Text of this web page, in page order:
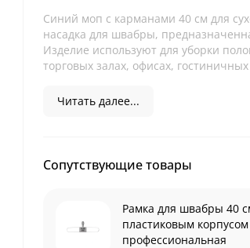
Синий моп с карманами 40 см для
насадка для швабры,
Изделие используют для уборки
торговых залах, офисах, гостиничных
Читать далее...
Сопутствующие товары
Рамка для швабры 40
пластиковым корпусом
профессиональная